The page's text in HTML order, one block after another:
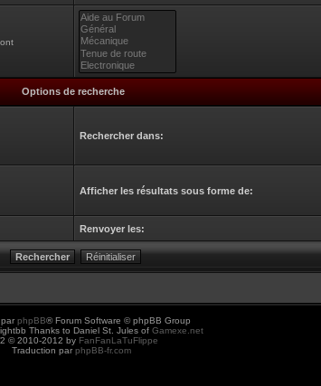
Options de recherche
Rechercher dans:
Afficher les résultats sous forme de:
Renvoyer les:
phpBB® Forum Software © phpBB Group
Thanks to Daniel St. Jules of Gamexe.net
© 2010-2012 by FanFanLaTuFlippe
Traduction par phpBB-fr.com